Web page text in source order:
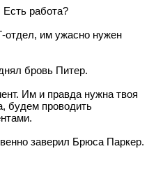
работа?
отдел, им ужасно нужен
бровь Питер.
Им и правда нужна твоя
будем проводить
заверил Брюса Паркер.